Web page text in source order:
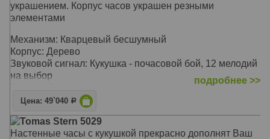
украшением. Корпус часов украшен резными
элементами
Механизм: Кварцевый бесшумный
Корпус: Дерево
Звуковой сигнал: Кукушка - почасовой бой, 12 мелодий
на выбор
подробнее >>
Цена: 49`040 Р
Tomas Stern 5029
Настенные часы с кукушкой прекрасно дополнят Ваш